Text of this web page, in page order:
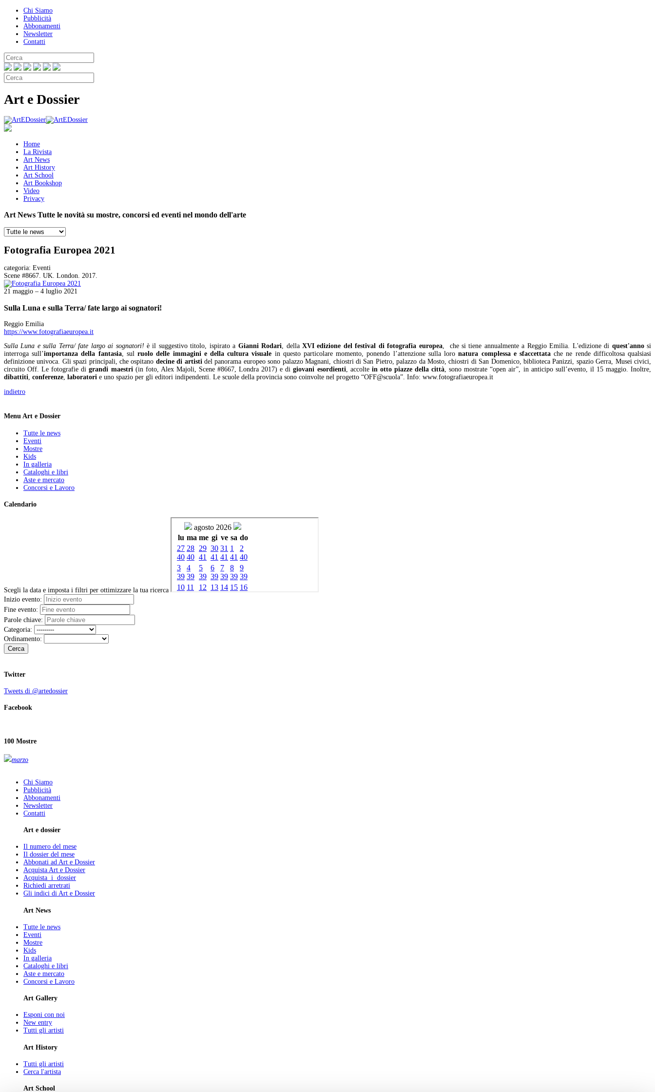
Chi Siamo
Pubblicità
Abbonamenti
Newsletter
Contatti
Art e Dossier
Home
La Rivista
Art News
Art History
Art School
Art Bookshop
Video
Privacy
Art News Tutte le novità su mostre, concorsi ed eventi nel mondo dell'arte
Fotografia Europea 2021
categoria: Eventi
Scene #8667. UK. London. 2017.
21 maggio – 4 luglio 2021
Sulla Luna e sulla Terra/ fate largo ai sognatori!
Reggio Emilia
https://www.fotografiaeuropea.it
Sulla Luna e sulla Terra/ fate largo ai sognatori! è il suggestivo titolo, ispirato a Gianni Rodari, dellaXVI edizione del festival di fotografia europea, che si tiene annualmente a Reggio Emilia. L'edizione di quest'annosi
interroga sull’importanza della fantasia, sulruolo delle immagini e della cultura visuale in questo particolare momento, ponendo l’attenzione sulla loronatura complessa e sfaccettatache ne rende difficoltosa qualsiasi
definizione univoca. Gli spazi principali, che ospitano decine di artistidel panorama europeo sono palazzo Magnani, chiostri di San Pietro, palazzo da Mosto, chiostri di San Domenico, biblioteca Panizzi, spazio Gerra, Musei civici,
circuito Off. Le fotografie digrandi maestri(in foto, Alex Majoli, Scene #8667, Londra 2017) e di giovani esordienti, accolte in otto piazze della città, sono mostrate “open air”, in anticipo sull’evento, il 15 maggio. Inoltre,
dibattiti, conferenze, laboratori e uno spazio per gli editori indipendenti. Le scuole della provincia sono coinvolte nel progetto “OFF@scuola”. Info: www.fotografiaeuropea.it
indietro
Menu Art e Dossier
Tutte le news
Eventi
Mostre
Kids
In galleria
Cataloghi e libri
Aste e mercato
Concorsi e Lavoro
Calendario
Scegli la data e imposta i filtri per ottimizzare la tua ricerca
Inizio evento:
Fine evento:
Parole chiave:
Categoria:
Ordinamento:
Cerca
Twitter
Tweets di @artedossier
Facebook
100 Mostre
marzo
Chi Siamo
Pubblicità
Abbonamenti
Newsletter
Contatti
Art e dossier
Il numero del mese
Il dossier del mese
Abbonati ad Art e Dossier
Acquista Art e Dossier
Acquista i dossier
Richiedi arretrati
Gli indici di Art e Dossier
Art News
Tutte le news
Eventi
Mostre
Kids
In galleria
Cataloghi e libri
Aste e mercato
Concorsi e Lavoro
Art Gallery
Esponi con noi
New entry
Tutti gli artisti
Art History
Tutti gli artisti
Cerca l'artista
Art School